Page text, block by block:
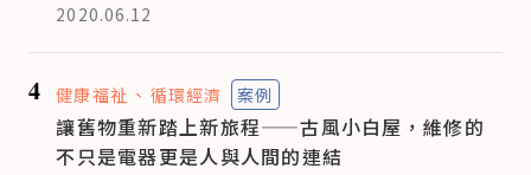
2020.06.12
4 健康福祉 循環經濟 案例
讓舊物重新踏上新旅程——古風小白屋，維修的
不只是電器更是人與人間的連結